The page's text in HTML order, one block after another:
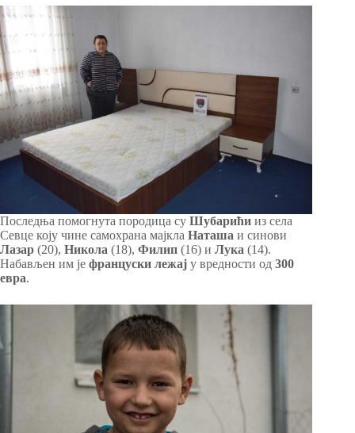
Последња помогнута породица су Шубарићи из села
Севце коју чине самохрана мајкла Наташа и синови
Лазар (20), Никола (18), Филип (16) и Лука (14).
Набављен им је француски лежај у вредности од 300
евра.